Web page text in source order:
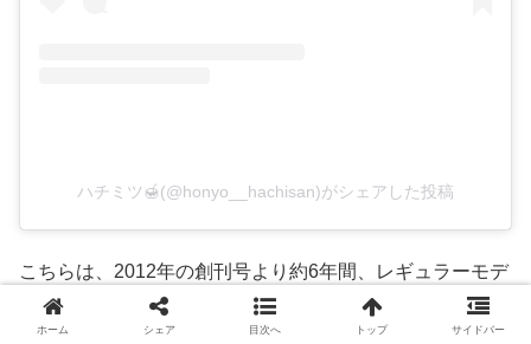
ハチミツ🍯(@honyo__hachisan)がシェアした投稿
こちらは、2012年の創刊号より約6年間、レギュラーモデ
ルを勤めた雑誌「LARME」時代のヘアスタイルです。
ホーム シェア 目次へ トップ サイドバー